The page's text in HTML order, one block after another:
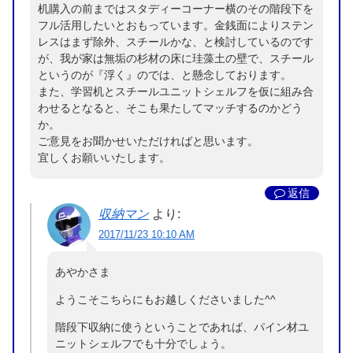
机購入の前まではスタディーコーナー横のその階段下を
フル活用したいとおもっています。金銭面によりステン
レスはまず除外、スチールかな、と検討しているのです
が、我が家は無垢の杉材の床に珪藻土の壁で、スチール
というのが『浮く』のでは、と懸念しております。
また、学習机とスチールユニットシェルフを仮に組み合
わせるとなると、そこも果たしてマッチするのかどう
か。
ご意見をお聞かせいただければと思います。
宜しくお願いいたします。
返信
収納マン より:
2017/11/23 10:10 AM
あやかさま
ようこそこちらにもお越しくださいました^^
階段下収納に使うということであれば、パイン材ユ
ニットシェルフでも十分でしょう。